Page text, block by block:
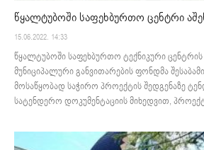
წყალტუბოში საფეხბურთო ცენტრი
15.06.2022. 14:33
წყალტუბოში საფეხბურთო ტექნიკური ცენტრის
მუნიციპალური განვითარების ფონდმა
მოსაწყობად საჭირო პროექტის შედგენაზე
სატენდერო დოკუმენტაციის მიხედვით,